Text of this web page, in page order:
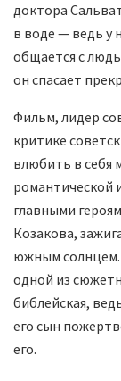
доктора
в воде — ведь у
общается с
он спасает
Фильм, лидер
критике
влюбить в себя
романтической
главными
Козакова,
южным солнцем.
одной из
библейская,
его сын
его.